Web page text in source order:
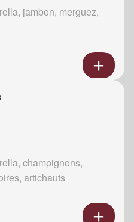
jambon, merguez,
champignons,
artichauts